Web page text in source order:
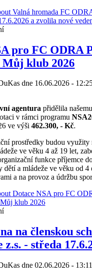
Valná hromada FC
a zvolila nové
pro FC ODRA
klub 2026
dne 16.06.2026 -
agentura přidělila
v rámci programu
ve výši 462.300, - Kč.
prostředky budou využity
ve věku 4 až 19 let,
funkce příjemce
dětí a mládeže ve věku od 4
a na provoz a údržbu
Dotace NSA pro FC
klub 2026
na členskou
- středa
dne 02.06.2026 - 13:11